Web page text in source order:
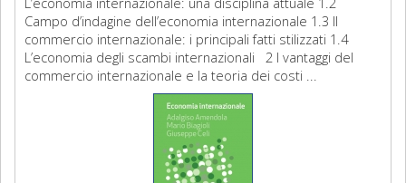
Campo d’indagine dell’economia internazionale 1.3 Il
commercio internazionale: i principali fatti stilizzati 1.4
L’economia degli scambi internazionali 2 I vantaggi del
commercio internazionale e la teoria dei costi ...